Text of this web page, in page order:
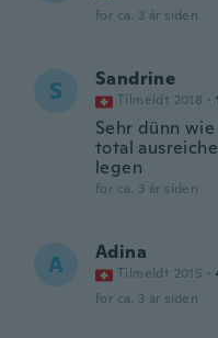
for ca. 3 år siden
S Sandrine
Tilmeldt 2018 ·
Sehr dünn
total
legen
for ca. 3 år siden
A Adina
Tilmeldt 2015 ·
for ca. 3 år siden